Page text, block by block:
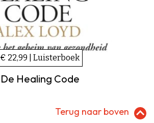
€ 22,99 | Luisterboek
De Healing Code
Terug naar boven